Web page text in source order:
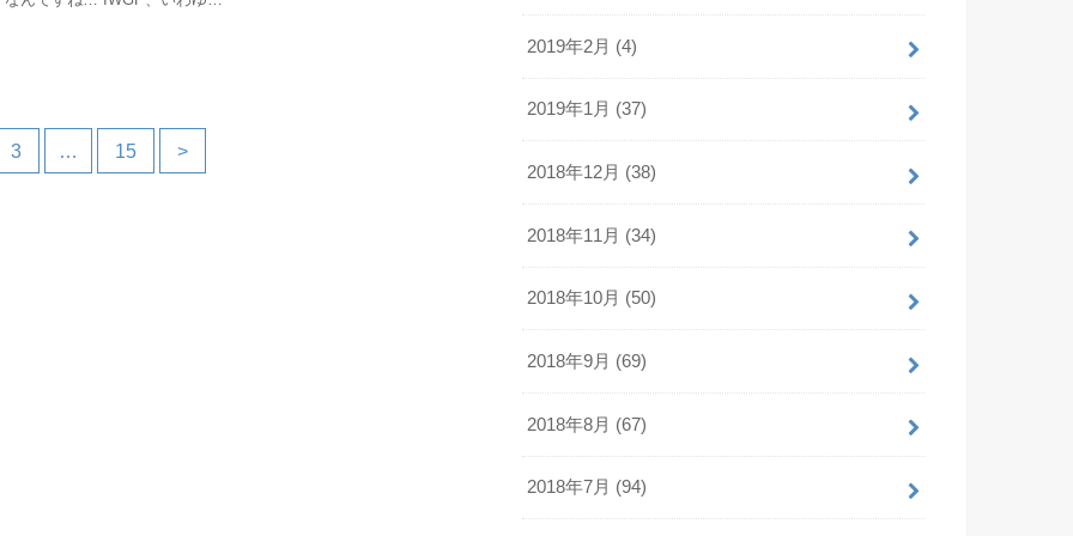
3 … 15 >
2019年2月 (4)
2019年1月 (37)
2018年12月 (38)
2018年11月 (34)
2018年10月 (50)
2018年9月 (69)
2018年8月 (67)
2018年7月 (94)